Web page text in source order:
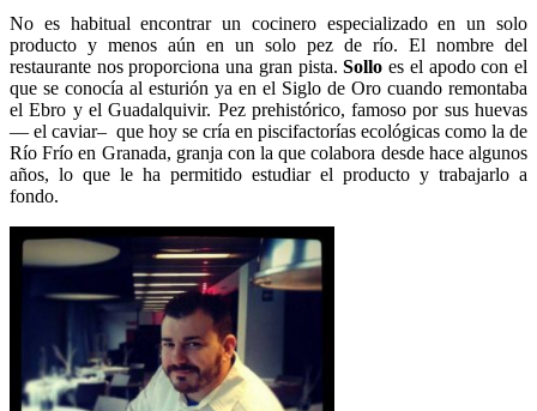
No es habitual encontrar un cocinero especializado en un solo
producto y menos aún en un solo pez de río. El nombre del
restaurante nos proporciona una gran pista.Sollo es el apodo con el
que se conocía al esturión ya en el Siglo de Oro cuando remontaba
el Ebro y el Guadalquivir. Pez prehistórico, famoso por sus huevas
— el caviar– que hoy se cría en piscifactorías ecológicas como la de
Río Frío en Granada, granja con la que colabora desde hace algunos
años, lo que le ha permitido estudiar el producto y trabajarlo a
fondo.